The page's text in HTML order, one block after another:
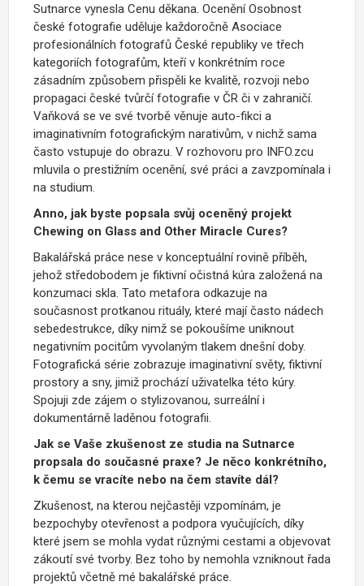
Sutnarce vynesla Cenu děkana. Ocenění Osobnost
české fotografie uděluje každoročně Asociace
profesionálních fotografů České republiky ve třech
kategoriích fotografům, kteří v konkrétním roce
zásadním způsobem přispěli ke kvalitě, rozvoji nebo
propagaci české tvůrčí fotografie v ČR či v zahraničí.
Vaňková se ve své tvorbě věnuje auto-fikci a
imaginativním fotografickým narativům, v nichž sama
často vstupuje do obrazu. V rozhovoru pro INFO.zcu
mluvila o prestižním ocenění, své práci a zavzpomínala i
na studium.
Anno, jak byste popsala svůj oceněný projekt
Chewing on Glass and Other Miracle Cures?
Bakalářská práce nese v konceptuální rovině příběh,
jehož středobodem je fiktivní očistná kúra založená na
konzumaci skla. Tato metafora odkazuje na
současnost protkanou rituály, které mají často nádech
sebedestrukce, díky nimž se pokoušíme uniknout
negativním pocitům vyvolaným tlakem dnešní doby.
Fotografická série zobrazuje imaginativní světy, fiktivní
prostory a sny, jimiž prochází uživatelka této kúry.
Spojuji zde zájem o stylizovanou, surreální i
dokumentárně laděnou fotografii.
Jak se Vaše zkušenost ze studia na Sutnarce
propsala do současné praxe? Je něco konkrétního,
k čemu se vracíte nebo na čem stavíte dál?
Zkušenost, na kterou nejčastěji vzpomínám, je
bezpochyby otevřenost a podpora vyučujících, díky
které jsem se mohla vydat různými cestami a objevovat
zákoutí své tvorby. Bez toho by nemohla vzniknout řada
projektů včetně mé bakalářské práce.